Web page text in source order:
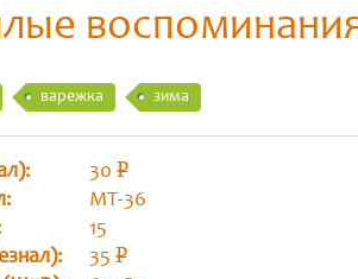
варежка зима
30 p
МТ-36
15
35 p